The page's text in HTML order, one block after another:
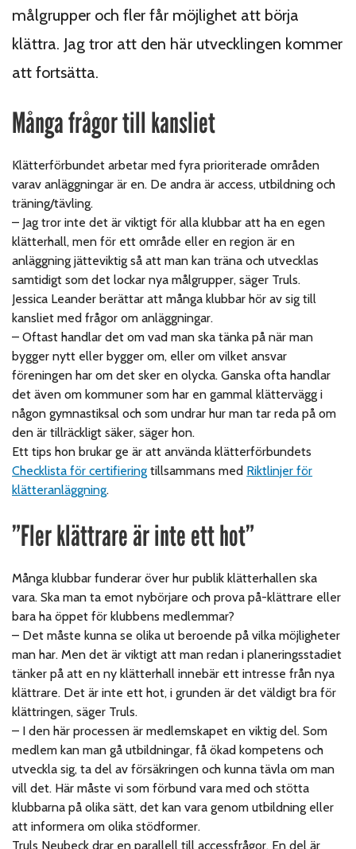
målgrupper och fler får möjlighet att börja
klättra. Jag tror att den här utvecklingen kommer
att fortsätta.
Många frågor till kansliet
Klätterförbundet arbetar med fyra prioriterade områden
varav anläggningar är en. De andra är access, utbildning och
träning/tävling.
– Jag tror inte det är viktigt för alla klubbar att ha en egen
klätterhall, men för ett område eller en region är en
anläggning jätteviktig så att man kan träna och utvecklas
samtidigt som det lockar nya målgrupper, säger Truls.
Jessica Leander berättar att många klubbar hör av sig till
kansliet med frågor om anläggningar.
– Oftast handlar det om vad man ska tänka på när man
bygger nytt eller bygger om, eller om vilket ansvar
föreningen har om det sker en olycka. Ganska ofta handlar
det även om kommuner som har en gammal klättervägg i
någon gymnastiksal och som undrar hur man tar reda på om
den är tillräckligt säker, säger hon.
Ett tips hon brukar ge är att använda klätterförbundets
Checklista för certifiering tillsammans med Riktlinjer för
klätteranläggning.
”Fler klättrare är inte ett hot”
Många klubbar funderar över hur publik klätterhallen ska
vara. Ska man ta emot nybörjare och prova på-klättrare eller
bara ha öppet för klubbens medlemmar?
– Det måste kunna se olika ut beroende på vilka möjligheter
man har. Men det är viktigt att man redan i planeringsstadiet
tänker på att en ny klätterhall innebär ett intresse från nya
klättrare. Det är inte ett hot, i grunden är det väldigt bra för
klättringen, säger Truls.
– I den här processen är medlemskapet en viktig del. Som
medlem kan man gå utbildningar, få ökad kompetens och
utveckla sig, ta del av försäkringen och kunna tävla om man
vill det. Här måste vi som förbund vara med och stötta
klubbarna på olika sätt, det kan vara genom utbildning eller
att informera om olika stödformer.
Truls Neubeck drar en parallell till accessfrågor. En del är